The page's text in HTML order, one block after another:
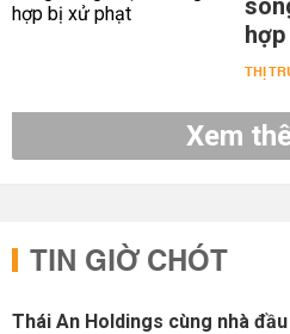
THỊ
Xem
TIN GIỜ CHÓT
Thái An Holdings cùng nhà